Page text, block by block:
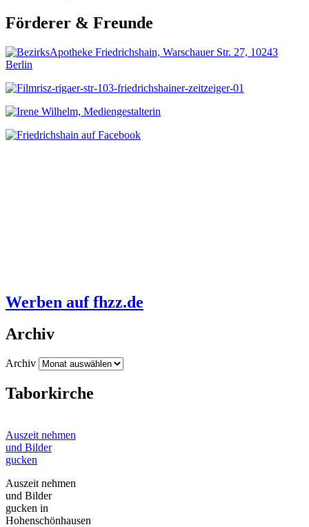
Förderer & Freunde
Werben auf fhzz.de
Archiv
Archiv
Taborkirche
Auszeit nehmen
und Bilder
gucken
Auszeit nehmen
und Bilder
gucken in
Hohenschönhausen